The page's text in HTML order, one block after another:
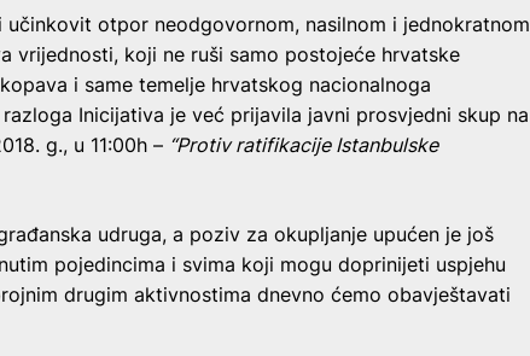
učinkovit otpor neodgovornom, nasilnom i jednokratnom
vrijednosti, koji ne ruši samo postojeće hrvatske
i same temelje hrvatskog nacionalnoga
Inicijativa je već prijavila javni prosvjedni skup na
g., u 11:00h – “Protiv ratifikacije Istanbulske
udruga, a poziv za okupljanje upućen je još
pojedincima i svima koji mogu doprinijeti uspjehu
drugim aktivnostima dnevno ćemo obavještavati